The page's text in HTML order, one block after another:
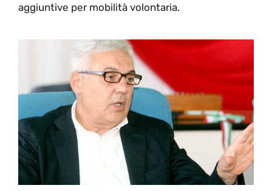
aggiuntive per mobilità volontaria.